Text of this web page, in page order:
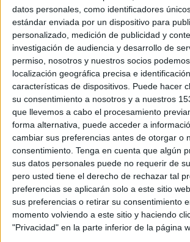
datos personales, como identificadores
estándar enviada por un dispositivo para
personalizado, medición de publicidad y
investigación de audiencia y desarrollo de
permiso, nosotros y nuestros socios
localización geográfica precisa e
características de dispositivos. Puede hacer
su consentimiento a nosotros y a nuestros
que llevemos a cabo el procesamiento
forma alternativa, puede acceder a
cambiar sus preferencias antes de otorgar o
consentimiento. Tenga en cuenta que algún
sus datos personales puede no requerir de
pero usted tiene el derecho de rechazar tal
preferencias se aplicarán solo a este sitio
sus preferencias o retirar su consentimiento
momento volviendo a este sitio y haciendo
"Privacidad" en la parte inferior de la página
2023-2024 en algun dels
s'ofereixen en centres públics,
privats. Aquesta dada inclou
secundària, batxillerat, FP o
poden ser ensenyaments artístics.
Després d'un 2022-2023 marcat
vagues i un canvi en la
aquest dimecres el curs no
començar amb una nova aturada,
convocada per USTEC, el
CGT i la Intersindical. Tot i que
gran participació del sector pel
primer dia i venir de l'estiu, els